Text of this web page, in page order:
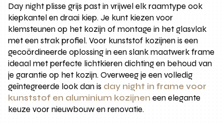
Day night plisse grijs past in vrijwel elk raamtype ook
kiepkantel en draai kiep. Je kunt kiezen voor
klemsteunen op het kozijn of montage in het glasvlak
met een strak profiel. Voor kunststof kozijnen is een
gecoördineerde oplossing in een slank maatwerk frame
ideaal met perfecte lichtkieren dichting en behoud van
je garantie op het kozijn. Overweeg je een volledig
geïntegreerde look dan is day night in frame voor
kunststof en aluminium kozijnen een elegante
keuze voor nieuwbouw en renovatie.